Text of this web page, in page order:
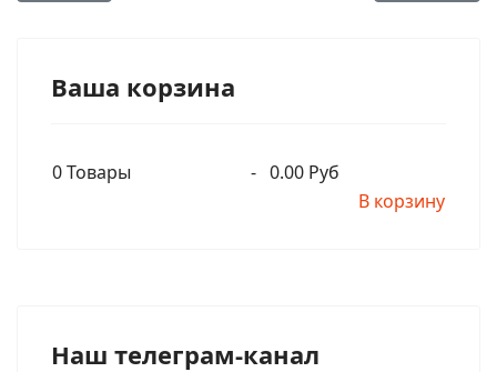
Ваша корзина
0Товары - 0.00 Руб
В корзину
Наш телеграм-канал